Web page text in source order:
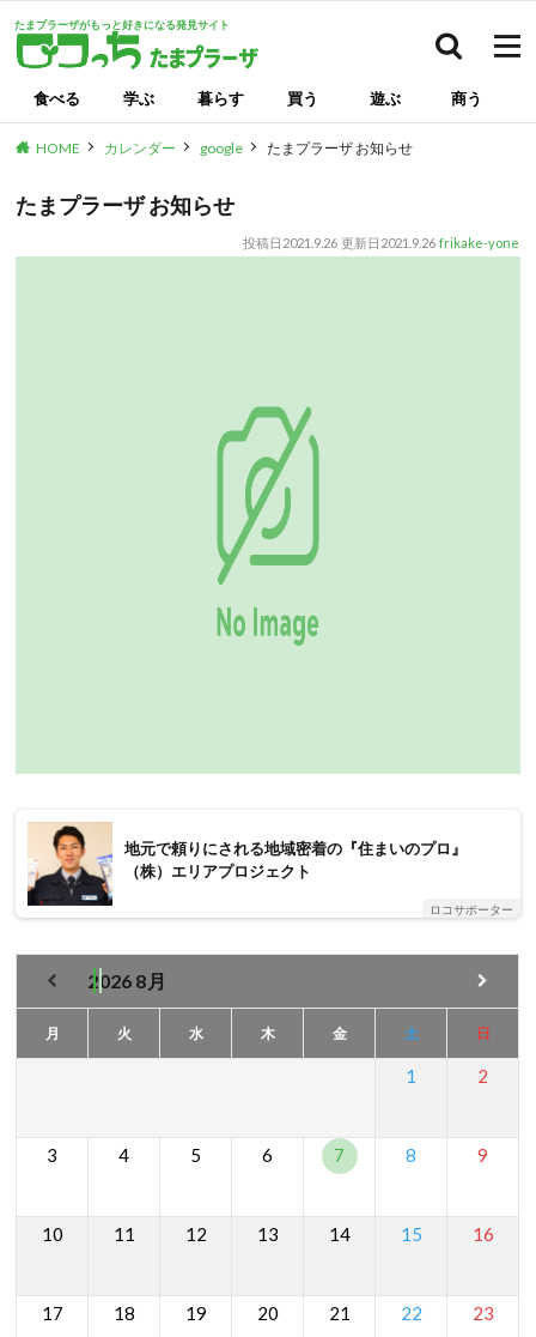
たまプラーザがもっと好きになる発見サイト
食べる 学ぶ 暮らす 買う 遊ぶ 商う
HOME カレンダー google たまプラーザ お知らせ
たまプラーザ お知らせ
投稿日 2021.9.26 更新日 2021.9.26 frikake-yone
地元で頼りにされる地域密着の『住まいのプロ』
（株）エリアプロジェクト
ロコサポーター
2026 8月
月 火 水 木 金 土 日
1 2
3 4 5 6 7 8 9
10 11 12 13 14 15 16
17 18 19 20 21 22 23